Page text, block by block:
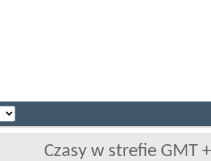
Czasy w strefie GMT